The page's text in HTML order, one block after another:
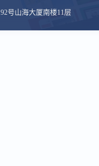
号山海大厦南楼11层